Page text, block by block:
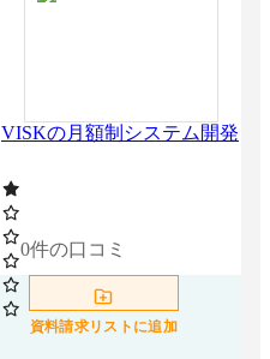
VISKの月額制システム開発
0件の口コミ
資料請求リストに追加